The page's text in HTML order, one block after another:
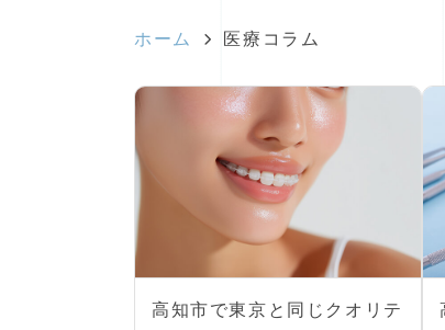
ホーム 医療コラム
高知市で東京と同じクオリテ